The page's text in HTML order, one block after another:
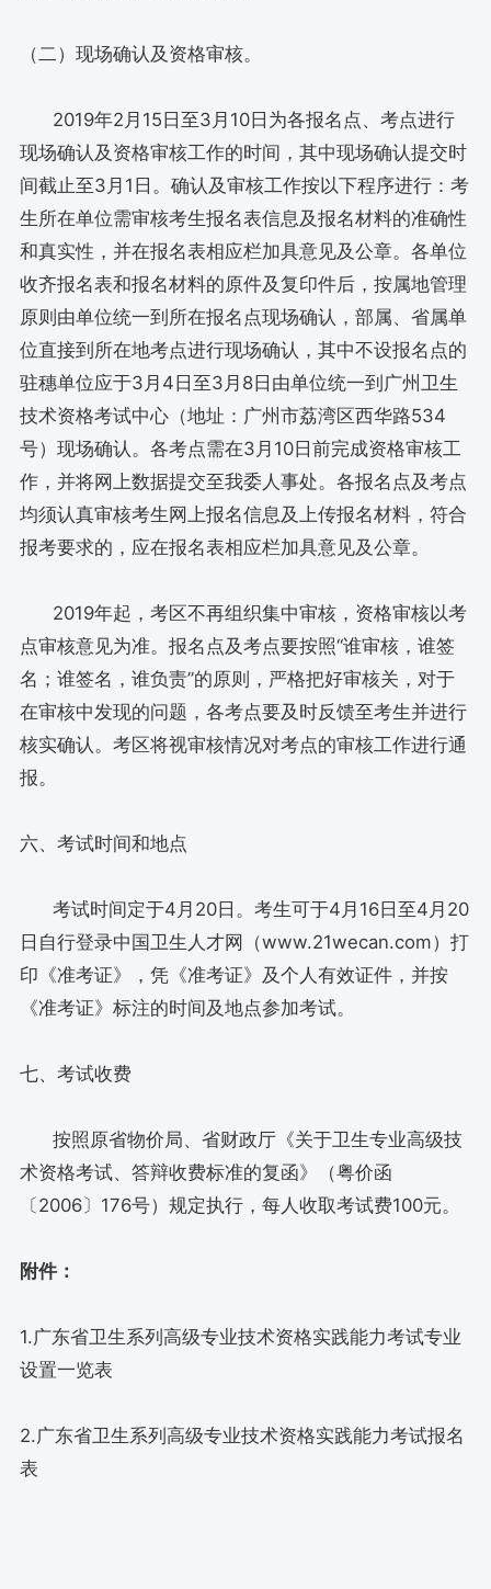
（二）现场确认及资格审核。
2019年2月15日至3月10日为各报名点、考点进行
现场确认及资格审核工作的时间，其中现场确认提交时
间截止至3月1日。确认及审核工作按以下程序进行：考
生所在单位需审核考生报名表信息及报名材料的准确性
和真实性，并在报名表相应栏加具意见及公章。各单位
收齐报名表和报名材料的原件及复印件后，按属地管理
原则由单位统一到所在报名点现场确认，部属、省属单
位直接到所在地考点进行现场确认，其中不设报名点的
驻穗单位应于3月4日至3月8日由单位统一到广州卫生
技术资格考试中心（地址：广州市荔湾区西华路534
号）现场确认。各考点需在3月10日前完成资格审核工
作，并将网上数据提交至我委人事处。各报名点及考点
均须认真审核考生网上报名信息及上传报名材料，符合
报考要求的，应在报名表相应栏加具意见及公章。
2019年起，考区不再组织集中审核，资格审核以考
点审核意见为准。报名点及考点要按照“谁审核，谁签
名；谁签名，谁负责”的原则，严格把好审核关，对于
在审核中发现的问题，各考点要及时反馈至考生并进行
核实确认。考区将视审核情况对考点的审核工作进行通
报。
六、考试时间和地点
考试时间定于4月20日。考生可于4月16日至4月20
日自行登录中国卫生人才网（www.21wecan.com）打
印《准考证》，凭《准考证》及个人有效证件，并按
《准考证》标注的时间及地点参加考试。
七、考试收费
按照原省物价局、省财政厅《关于卫生专业高级技
术资格考试、答辩收费标准的复函》（粤价函
〔2006〕176号）规定执行，每人收取考试费100元。
附件：
1.广东省卫生系列高级专业技术资格实践能力考试专业
设置一览表
2.广东省卫生系列高级专业技术资格实践能力考试报名
表